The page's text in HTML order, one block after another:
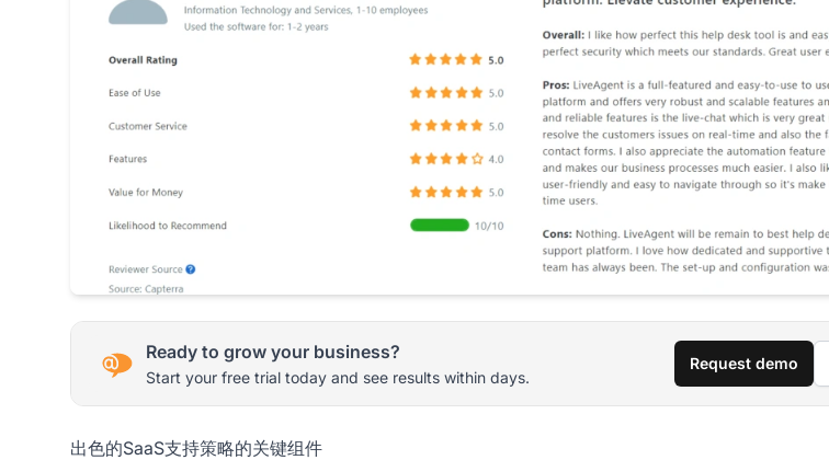
Ready to grow your business?
Start your free trial today and see results within days.
Request demo
出色的SaaS支持策略的关键组件